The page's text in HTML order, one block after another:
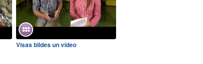
Visas bildes un video